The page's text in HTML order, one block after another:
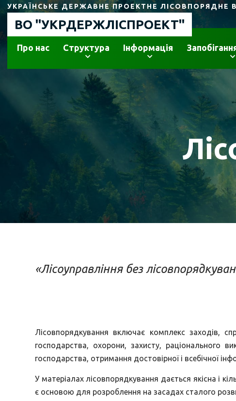
УКРАЇНСЬКЕ ДЕРЖАВНЕ ПРОЕКТНЕ ЛІСОВПОРЯДНЕ
ВО "УКРДЕРЖЛІСПРОЕКТ"
Про нас Структура Інформація
«Лісоуправління без
Лісовпорядкування включає комплекс заходів,
господарства, охорони, захисту, раціонального
господарства, отримання достовірної і всебічної
У матеріалах лісовпорядкування дається якісна і
є основою для розроблення на засадах сталого